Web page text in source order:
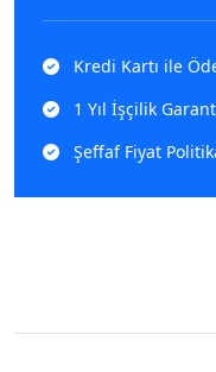
Kredi Kartı ile
1 Yıl İşçilik
Şeffaf Fiyat